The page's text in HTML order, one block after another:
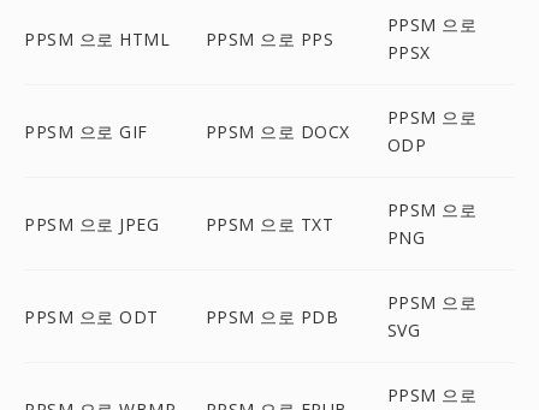
PPSM 으로 HTML PPSM 으로 PPS
PPSM 으로
PPSX
PPSM 으로 GIF PPSM 으로 DOCX
PPSM 으로
ODP
PPSM 으로 JPEG PPSM 으로 TXT
PPSM 으로
PNG
PPSM 으로 ODT PPSM 으로 PDB
PPSM 으로
SVG
PPSM 으로